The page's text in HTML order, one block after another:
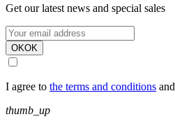
Get our latest news and special sales
OKOK
I agree to the terms and conditions and
thumb_up